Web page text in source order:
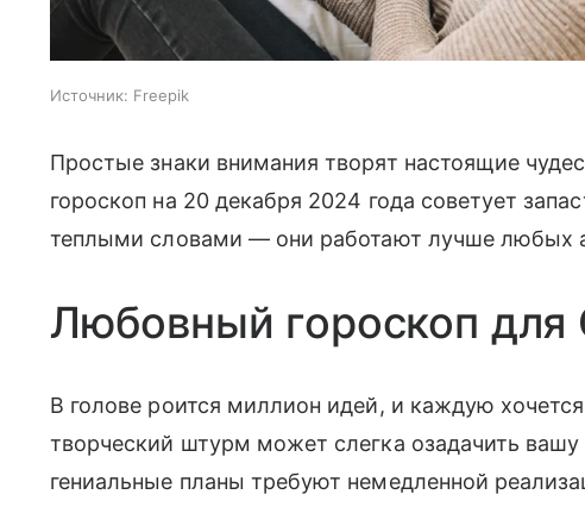
Источник: Freepik
Простые знаки внимания творят настоящие
гороскоп на 20 декабря 2024 года советует
теплыми словами — они работают лучше любых
Любовный гороскоп для
В голове роится миллион идей, и каждую
творческий штурм может слегка озадачить
гениальные планы требуют немедленной